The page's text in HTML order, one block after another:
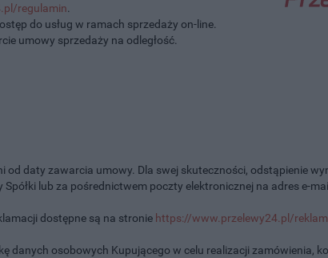
regulamin
do usług w ramach sprzedaży on-line.
umowy sprzedaży na odległość.
daty zawarcia umowy. Dla swej skuteczności, odstąpienie
lub za pośrednictwem poczty elektronicznej na adres e-
dostępne są na stronie https://www.przelewy24.pl/
danych osobowych Kupującego w celu realizacji zamówienia,